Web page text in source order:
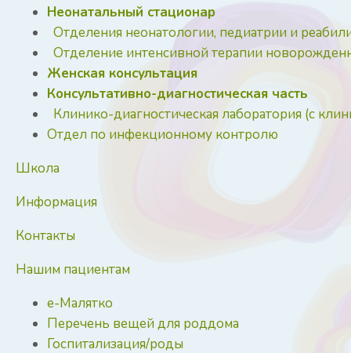
Неонатальный стационар
Отделения неонатологии, педиатрии и
Отделение интенсивной терапии
Женская консультация
Консультативно-диагностическая часть
Клинико-диагностическая лаборатория (с
Отдел по инфекционному контролю
Школа
Информация
Контакты
Нашим пациентам
е-Малятко
Перечень вещей для роддома
Госпитализация/роды